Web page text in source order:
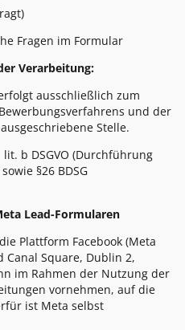
Fragen im Formular
Verarbeitung:
ausschließlich zum
und der
Stelle.
b DSGVO (Durchführung
§26 BDSG
Lead-Formularen
Plattform Facebook (Meta
Canal Square, Dublin 2,
im Rahmen der Nutzung der
vornehmen, auf die
ist Meta selbst